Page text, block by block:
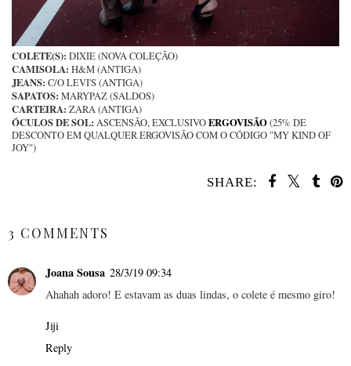
COLETE(S): DIXIE (NOVA COLEÇÃO)
CAMISOLA: H&M (ANTIGA)
JEANS: C/O LEVI'S (ANTIGA)
SAPATOS: MARYPAZ (SALDOS)
CARTEIRA: ZARA (ANTIGA)
ÓCULOS DE SOL: ASCENSÃO, EXCLUSIVOERGOVISÃO(25% DE
DESCONTO EM QUALQUER ERGOVISÃO COM O CÓDIGO "MY KIND OF
JOY")
SHARE:
3 COMMENTS
Joana Sousa 28/3/19 09:34
Ahahah adoro! E estavam as duas lindas, o colete é mesmo giro!
Jiji
Reply